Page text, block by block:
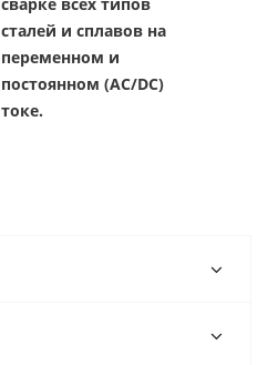
сталей и сплавов на
переменном и
постоянном (AC/DC)
токе.